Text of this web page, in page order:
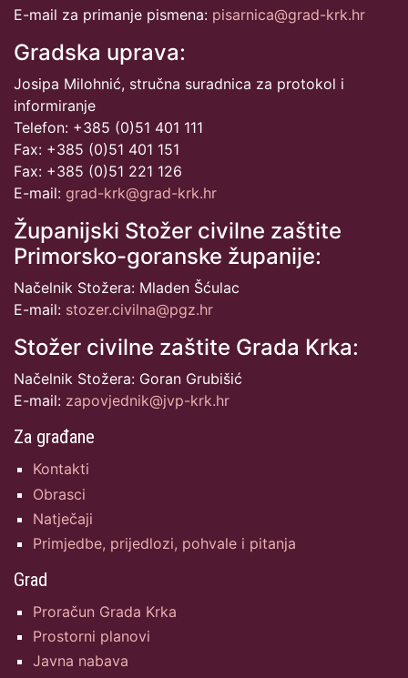
E-mail za primanje pismena: pisarnica@grad-krk.hr
Gradska uprava:
Josipa Milohnić, stručna suradnica za protokol i
informiranje
Telefon: +385 (0)51 401 111
Fax: +385 (0)51 401 151
Fax: +385 (0)51 221 126
E-mail: grad-krk@grad-krk.hr
Županijski Stožer civilne zaštite
Primorsko-goranske županije:
Načelnik Stožera: Mladen Šćulac
E-mail: stozer.civilna@pgz.hr
Stožer civilne zaštite Grada Krka:
Načelnik Stožera: Goran Grubišić
E-mail: zapovjednik@jvp-krk.hr
Za građane
Kontakti
Obrasci
Natječaji
Primjedbe, prijedlozi, pohvale i pitanja
Grad
Proračun Grada Krka
Prostorni planovi
Javna nabava